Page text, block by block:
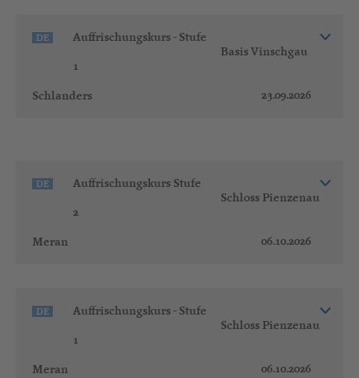
DE
Auffrischungskurs - Stufe
1
Basis Vinschgau
Schlanders 23.09.2026
DE
Auffrischungskurs Stufe
2
Schloss Pienzenau
Meran 06.10.2026
DE
Auffrischungskurs - Stufe
1
Schloss Pienzenau
Meran 06.10.2026